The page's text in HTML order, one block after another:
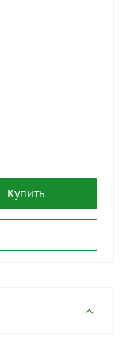
Купить